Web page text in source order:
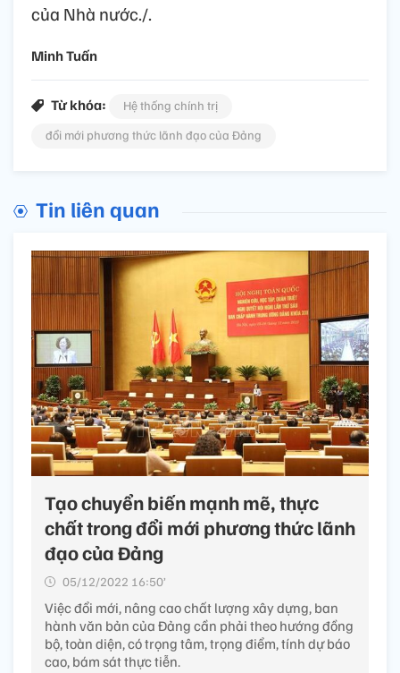
của Nhà nước./.
Minh Tuấn
Từ khóa:
Hệ thống chính trị
đổi mới phương thức lãnh đạo của Đảng
Tin liên quan
Tạo chuyển biến mạnh mẽ, thực
chất trong đổi mới phương thức lãnh
đạo của Đảng
05/12/2022 16:50’
Việc đổi mới, nâng cao chất lượng xây dựng, ban
hành văn bản của Đảng cần phải theo hướng đồng
bộ, toàn diện, có trọng tâm, trọng điểm, tính dự báo
cao, bám sát thực tiễn.